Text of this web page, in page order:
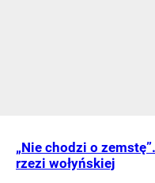
„Nie chodzi o
rzezi wołyńskiej